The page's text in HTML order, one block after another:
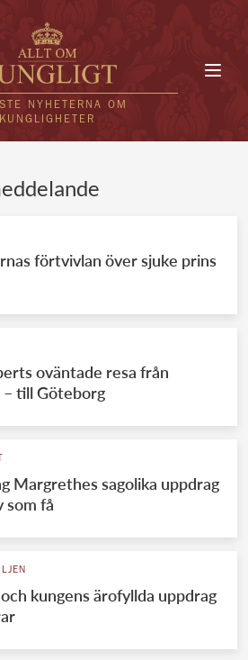
NYHETERNA OM
KUNGLIGHETER
UTLÄNDSKT
KUNGAHUS
kungahuset
kungahuset
kungahuset
kungahuset
kungahuset
storhertighuset
kejsarhuset
REDAKTION
förtvivlan över sjuke prins
oväntade resa från
till Göteborg
Margrethes sagolika uppdrag
som få
kungens ärofyllda uppdrag